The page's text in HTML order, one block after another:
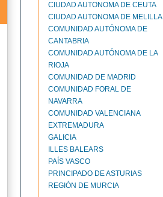
CIUDAD AUTONOMA DE CEUTA
CIUDAD AUTONOMA DE MELILLA
COMUNIDAD AUTÓNOMA DE
CANTABRIA
COMUNIDAD AUTÓNOMA DE LA
RIOJA
COMUNIDAD DE MADRID
COMUNIDAD FORAL DE
NAVARRA
COMUNIDAD VALENCIANA
EXTREMADURA
GALICIA
ILLES BALEARS
PAÍS VASCO
PRINCIPADO DE ASTURIAS
REGIÓN DE MURCIA